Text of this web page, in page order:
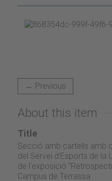
← Previous
About this item
Title
Secció amb cartells amb
del Servei d'Esports de la
de l'exposició
Campus de Terrassa